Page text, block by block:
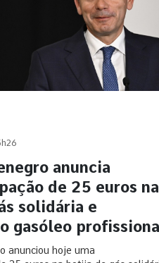
anuncia
de 25 euros na
solidária e
gasóleo
anunciou hoje uma